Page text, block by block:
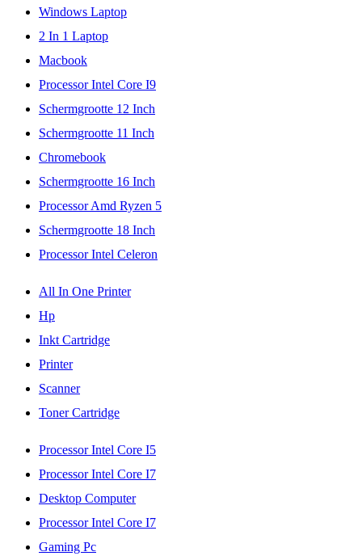
Windows Laptop
2 In 1 Laptop
Macbook
Processor Intel Core I9
Schermgrootte 12 Inch
Schermgrootte 11 Inch
Chromebook
Schermgrootte 16 Inch
Processor Amd Ryzen 5
Schermgrootte 18 Inch
Processor Intel Celeron
All In One Printer
Hp
Inkt Cartridge
Printer
Scanner
Toner Cartridge
Processor Intel Core I5
Processor Intel Core I7
Desktop Computer
Processor Intel Core I7
Gaming Pc